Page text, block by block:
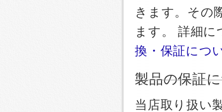
きます。その
ます。 詳細
換・保証につ
製品の保証
当店取り扱い